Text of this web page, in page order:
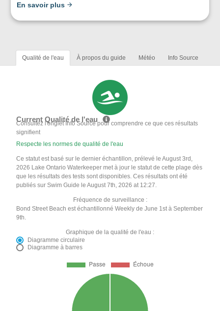
En savoir plus
Qualité de l'eau À propos du guide Météo Info Source
Current Qualité de l'eau
Consultez l'onglet Info Source pour comprendre ce que ces résultats
signifient
Respecte les normes de qualité de l'eau
Ce statut est basé sur le dernier échantillon, prélevé le August 3rd,
2026 Lake Ontario Waterkeeper met à jour le statut de cette plage dès
que les résultats des tests sont disponibles. Ces résultats ont été
publiés sur Swim Guide le August 7th, 2026 at 12:27.
Fréquence de surveillance :
Bond Street Beach est échantillonné Weekly de June 1st à September
9th.
Graphique de la qualité de l'eau :
Diagramme circulaire
Diagramme à barres